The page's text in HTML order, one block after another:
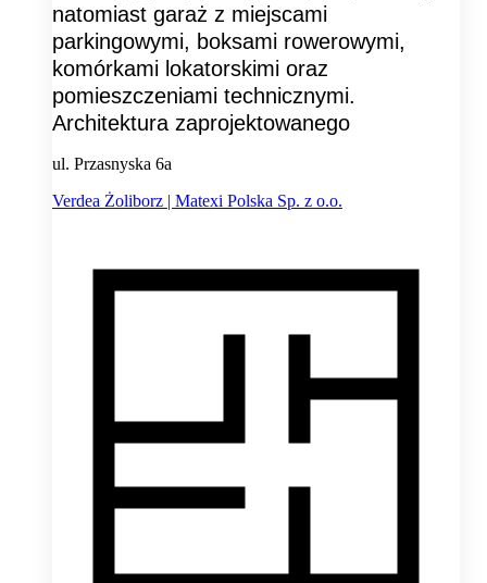
natomiast garaż z miejscami
parkingowymi, boksami rowerowymi,
komórkami lokatorskimi oraz
pomieszczeniami technicznymi.
Architektura zaprojektowanego
ul. Przasnyska 6a
Verdea Żoliborz | Matexi Polska Sp. z o.o.